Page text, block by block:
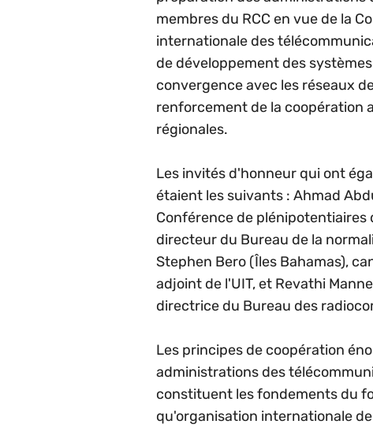
membres du RCC en vue de la
internationale des
de développement des
convergence avec les réseaux
renforcement de la coopération
régionales.
Les invités d'honneur qui ont
étaient les suivants : Ahmad
Conférence de plénipotentiaires
directeur du Bureau de la
Stephen Bero (Îles Bahamas),
adjoint de l'UIT, et Revathi
directrice du Bureau des
Les principes de coopération
administrations des
constituent les fondements du
qu'organisation internationale